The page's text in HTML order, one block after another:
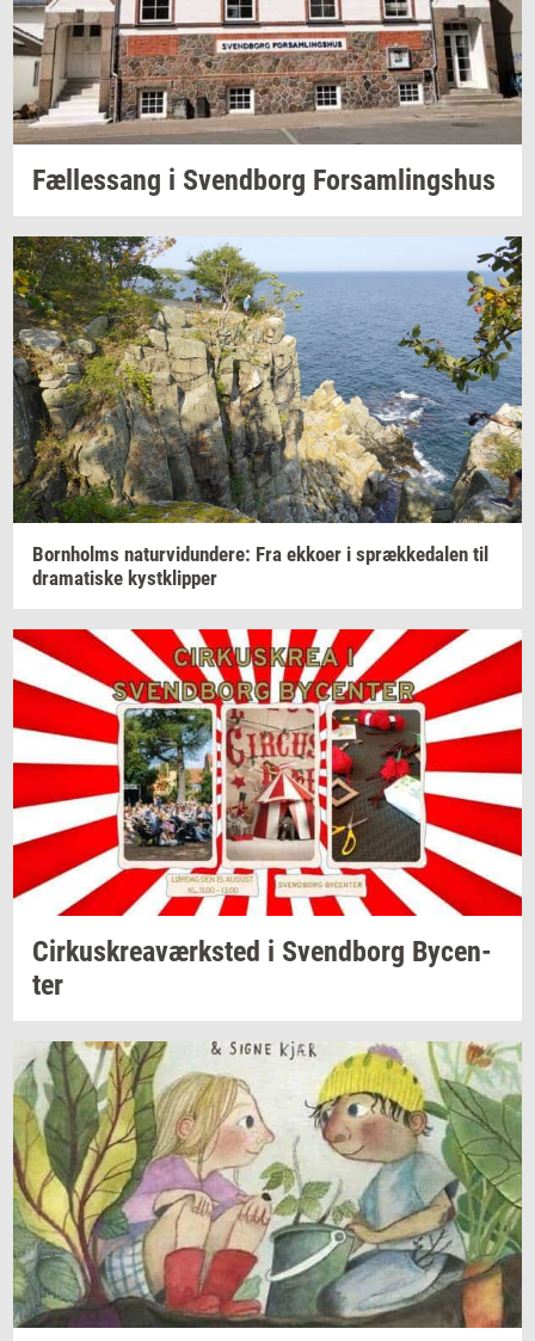
Fæl­les­sang i Svend­borg For­sam­lings­hus
Born­holms na­tur­vi­dun­de­re: Fra ek­ko­er i spræk­ke­da­len til
dra­ma­ti­ske kyst­klip­per
Cir­kuskrea­værk­sted i Svend­borg By­cen­
ter